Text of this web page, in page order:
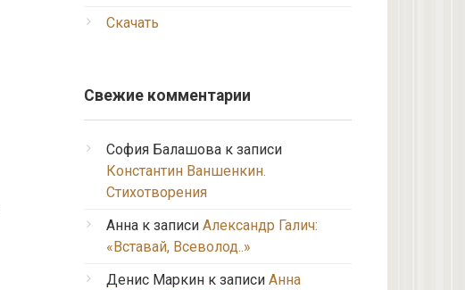
Скачать
Свежие комментарии
София Балашова к записи
Константин Ваншенкин.
Стихотворения
Анна к записи Александр Галич:
«Вставай, Всеволод..»
Денис Маркин к записи Анна